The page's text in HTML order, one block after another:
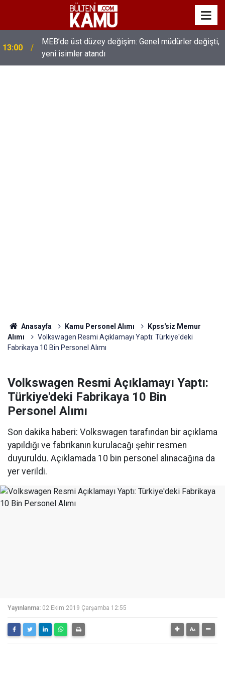
13:00
MEB’de üst düzey değişim: Genel müdürler değişti,
yeni isimler atandı
Anasayfa Kamu Personel Alımı
Kpss'siz Memur
Alımı
Volkswagen Resmi Açıklamayı Yaptı: Türkiye'deki
Fabrikaya 10 Bin Personel Alımı
Volkswagen Resmi Açıklamayı Yaptı:
Türkiye'deki Fabrikaya 10 Bin
Personel Alımı
Son dakika haberi: Volkswagen tarafından bir açıklama
yapıldığı ve fabrikanın kurulacağı şehir resmen
duyuruldu. Açıklamada 10 bin personel alınacağına da
yer verildi.
Yayınlanma: 02 Ekim 2019 Çarşamba 12:55